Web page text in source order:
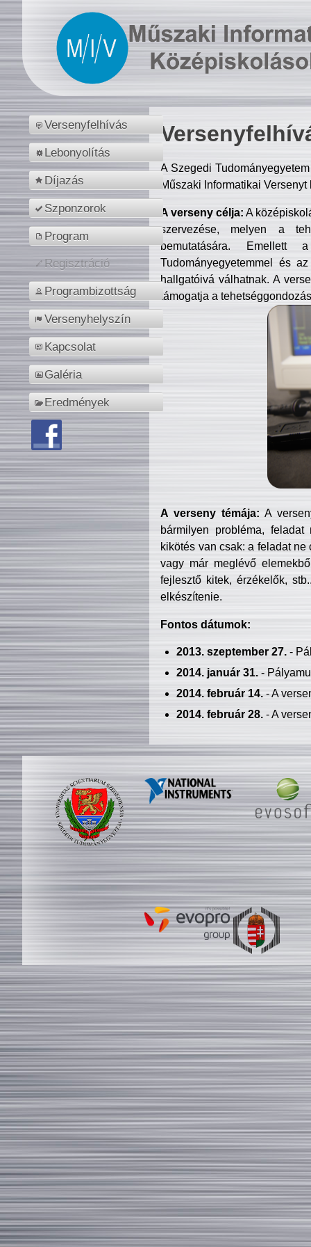
Versenyfelhívás
Lebonyolítás
Díjazás
Szponzorok
Program
Regisztráció
Programbizottság
Versenyhelyszín
Kapcsolat
Galéria
Eredmények
A Szegedi
Műszaki Informatikai
A verseny célja: A
szervezése, melyen a
bemutatására. Emellett
Tudományegyetemmel és
hallgatóivá válhatnak. A
támogatja a
A verseny témája: A
bármilyen probléma, feladat
kikötés van csak: a feladat
vagy már meglévő
fejlesztő kitek, érzékelők,
elkészítenie.
Fontos dátumok:
2013. szeptember 27.-
2014. január 31.-
2014. február 14.- A
2014. február 28.- A